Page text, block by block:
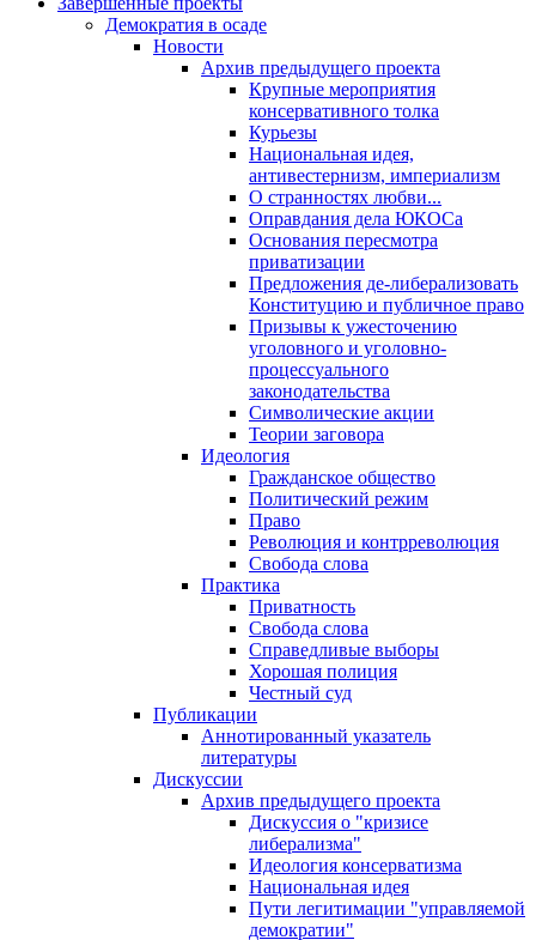
Демократия в осаде
Новости
Архив предыдущего проекта
Крупные мероприятия
консервативного толка
Курьезы
Национальная идея,
антивестернизм, империализм
О странностях любви...
Оправдания дела ЮКОСа
Основания пересмотра
приватизации
Предложения де-либерализовать
Конституцию и публичное право
Призывы к ужесточению
уголовного и уголовно-
процессуального
законодательства
Символические акции
Теории заговора
Идеология
Гражданское общество
Политический режим
Право
Революция и контрреволюция
Свобода слова
Практика
Приватность
Свобода слова
Справедливые выборы
Хорошая полиция
Честный суд
Публикации
Аннотированный указатель
литературы
Дискуссии
Архив предыдущего проекта
Дискуссия о "кризисе
либерализма"
Идеология консерватизма
Национальная идея
Пути легитимации "управляемой
демократии"